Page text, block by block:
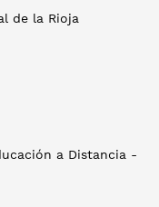
de la Rioja
a Distancia -